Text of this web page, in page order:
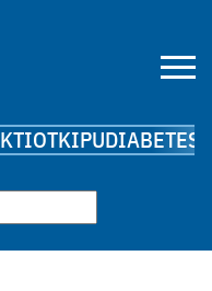
KIPUDIABETES